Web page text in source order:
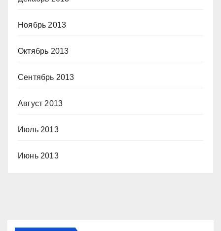
Ноябрь 2013
Октябрь 2013
Сентябрь 2013
Август 2013
Июль 2013
Июнь 2013